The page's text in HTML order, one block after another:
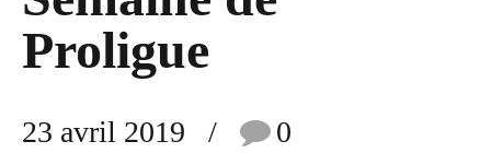
Proligue
23 avril 2019 0